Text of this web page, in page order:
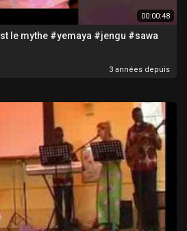
00:00:48
le mythe #yemaya #jengu #sawa
3 années depuis